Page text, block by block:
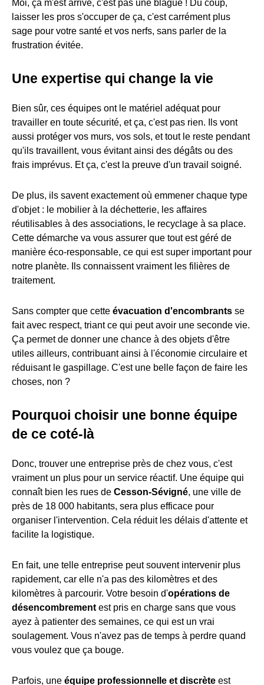
Moi, ça m'est arrivé, c'est pas une blague ! Du coup,
laisser les pros s'occuper de ça, c'est carrément plus
sage pour votre santé et vos nerfs, sans parler de la
frustration évitée.
Une expertise qui change la vie
Bien sûr, ces équipes ont le matériel adéquat pour
travailler en toute sécurité, et ça, c'est pas rien. Ils vont
aussi protéger vos murs, vos sols, et tout le reste pendant
qu'ils travaillent, vous évitant ainsi des dégâts ou des
frais imprévus. Et ça, c'est la preuve d'un travail soigné.
De plus, ils savent exactement où emmener chaque type
d'objet : le mobilier à la déchetterie, les affaires
réutilisables à des associations, le recyclage à sa place.
Cette démarche va vous assurer que tout est géré de
manière éco-responsable, ce qui est super important pour
notre planète. Ils connaissent vraiment les filières de
traitement.
Sans compter que cette évacuation d'encombrants se
fait avec respect, triant ce qui peut avoir une seconde vie.
Ça permet de donner une chance à des objets d'être
utiles ailleurs, contribuant ainsi à l'économie circulaire et
réduisant le gaspillage. C'est une belle façon de faire les
choses, non ?
Pourquoi choisir une bonne équipe
de ce coté-là
Donc, trouver une entreprise près de chez vous, c'est
vraiment un plus pour un service réactif. Une équipe qui
connaît bien les rues de Cesson-Sévigné, une ville de
près de 18 000 habitants, sera plus efficace pour
organiser l'intervention. Cela réduit les délais d'attente et
facilite la logistique.
En fait, une telle entreprise peut souvent intervenir plus
rapidement, car elle n'a pas des kilomètres et des
kilomètres à parcourir. Votre besoin d'opérations de
désencombrement est pris en charge sans que vous
ayez à patienter des semaines, ce qui est un vrai
soulagement. Vous n'avez pas de temps à perdre quand
vous voulez que ça bouge.
Parfois, une équipe professionnelle et discrète est